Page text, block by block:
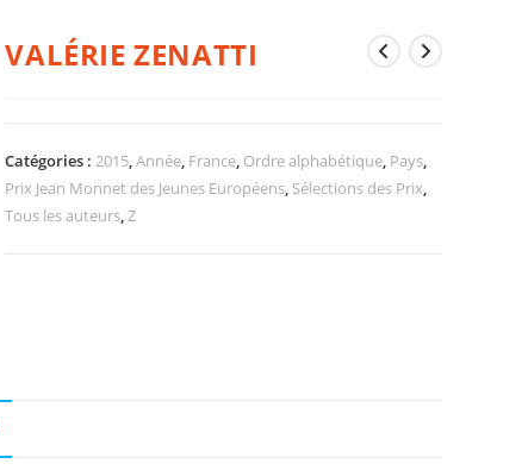
VALÉRIE ZENATTI
Catégories :2015,Année, France, Ordre alphabétique, Pays,
Prix Jean Monnet des Jeunes Européens, Sélections des Prix,
Tous les auteurs,Z